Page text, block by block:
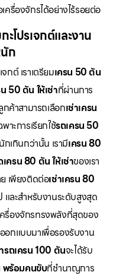
รื่องจักรได้อย่างไร้รอยต่อ
โปรเจกต์และงาน
ก
กต์ เราเตรียมเครน 50 ตัน
50 ตัน ให้เช่าที่ผ่านการ
ค้าสามารถเลือกเช่าเครน
าะการเรียกใช้รถเครน 50
เกินกว่านั้น เรามีเครน 80
เครน 80 ตัน ให้เช่าของเรา
เพียงติดต่อเช่าเครน 80
และสำหรับงานระดับสูงสุด
ครื่องจักรทรงพลังที่สุดของ
อกแบบมาเพื่อรองรับงาน
รถเครน 100 ตันจะได้รับ
พร้อมคนขับที่ชำนาญการ